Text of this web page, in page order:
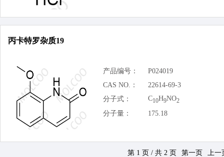
丙卡特罗杂质19
产品编号：
P024019
CAS NO.：
22614-69-3
分子式：
C10H9NO2
分子量： 175.18
第 1 页 / 共 2 页 第一页 上一